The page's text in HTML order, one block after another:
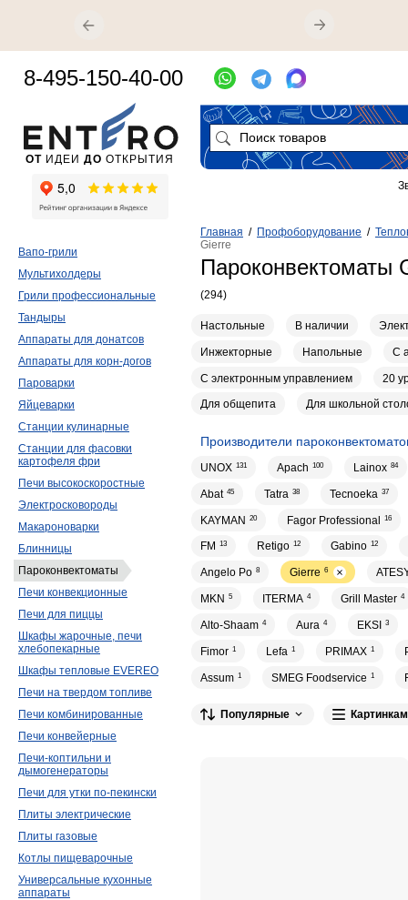
Главная / Профоборудование /
Gierre
Пароконвектоматы
(294)
Настольные В наличии
Инжекторные Напольные С
С электронным управлением 20
Для общепита Для школьной
Производители
UNOX 131 Apach 100 Lainox 84
Abat 45 Tatra 38 Tecnoeka 37
KAYMAN 20 Fagor Professional 16
FM 13 Retigo 12 Gabino 12
Angelo Po 8 Gierre 6
MKN 5 ITERMA 4 Grill Master 4
Alto-Shaam 4 Aura 4 EKSI 3
Fimor 1 Lefa 1 PRIMAX 1
Assum 1 SMEG Foodservice 1
Популярные
Вапо-грили
Мультихолдеры
Грили профессиональные
Тандыры
Аппараты для донатсов
Аппараты для корн-догов
Пароварки
Яйцеварки
Станции кулинарные
Станции для фасовки
картофеля фри
Печи высокоскоростные
Электросковороды
Макароноварки
Блинницы
Пароконвектоматы
Печи конвекционные
Печи для пиццы
Шкафы жарочные, печи
хлебопекарные
Шкафы тепловые EVEREO
Печи на твердом топливе
Печи комбинированные
Печи конвейерные
Печи-коптильни и
дымогенераторы
Печи для утки по-пекински
Плиты электрические
Плиты газовые
Котлы пищеварочные
Универсальные кухонные
аппараты
ОТ ИДЕИ ДО ОТКРЫТИЯ
8-495-150-40-00